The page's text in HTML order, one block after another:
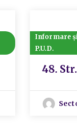
Informare
P.U.D.
48.